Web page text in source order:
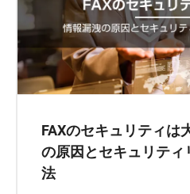
FAXのセキュリティ
の原因とセキュリテ
法